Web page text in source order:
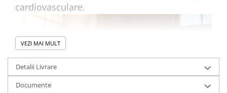
cardiovasculare.
VEZI MAI MULT
Detalii Livrare
Documente